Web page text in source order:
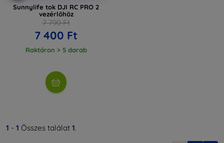
Sunnylife tok DJI RC PRO 2
vezérlőhöz
7 790 Ft
7 400 Ft
Raktáron > 5 darab
1 - 1 Összes találat 1.